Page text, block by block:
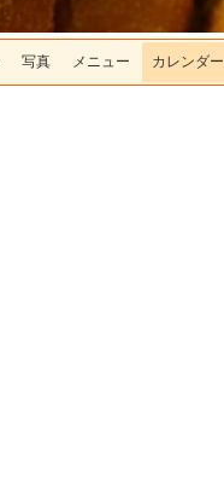
写真 メニュー カレンダー